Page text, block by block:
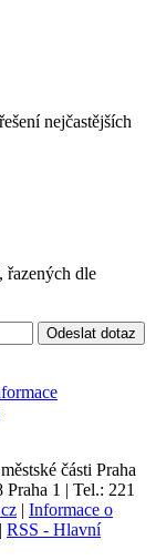
nejčastějších
řazených dle
Odeslat dotaz
části Praha
1 | Tel.: 221
| Informace o
| RSS - Hlavní